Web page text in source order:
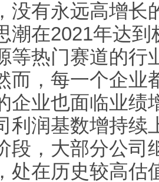
没有永远高增长
潮在2021年达
等热门赛道的行
而，每一个企业
企业也面临业绩
利润基数增持续
段，大部分公司
处在历史较高估